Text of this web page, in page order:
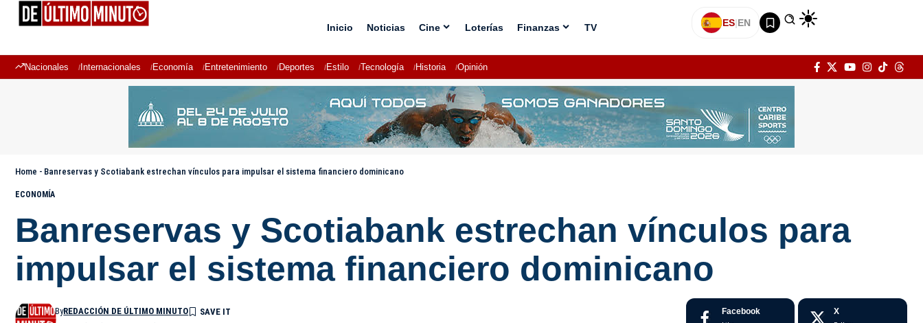
Inicio Noticias Cine Loterías Finanzas TV ES|EN
Nacionales Internacionales Economía Entretenimiento Deportes Estilo Tecnología Historia Opinión
Home - Banreservas y Scotiabank estrechan vínculos para impulsar el sistema financiero dominicano
ECONOMÍA
Banreservas y Scotiabank estrechan vínculos para
impulsar el sistema financiero dominicano
ByREDACCIÓN DE ÚLTIMO MINUTO Facebook X